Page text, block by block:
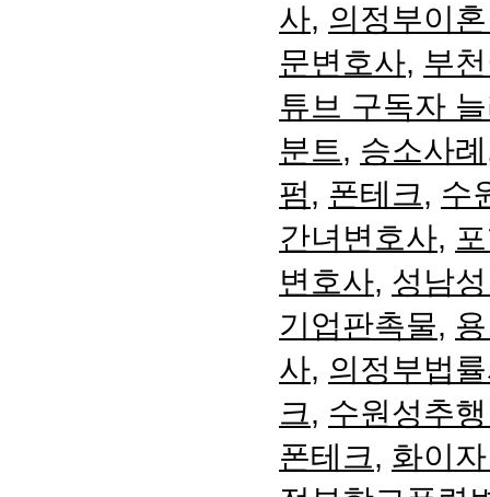
사, 의정부이
문변호사, 부
튜브 구독자
분트, 승소사례
펌, 폰테크, 수
간녀변호사,
변호사, 성남
기업판촉물,
사, 의정부법
크, 수원성추
폰테크, 화이